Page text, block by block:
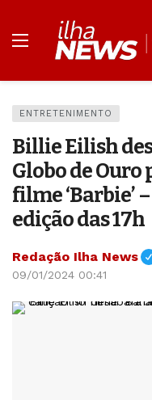
ENTRETENIMENTO
Billie Eilish
Globo de Ouro
filme ‘Barbie’
edição das 17h
Redação Ilha News
09/01/2024 00:41